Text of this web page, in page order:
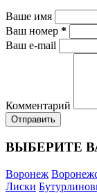
Ваше имя
Ваш номер *
Ваш e-mail
Комментарий
ВЫБЕРИТЕ
Воронеж
Лиски